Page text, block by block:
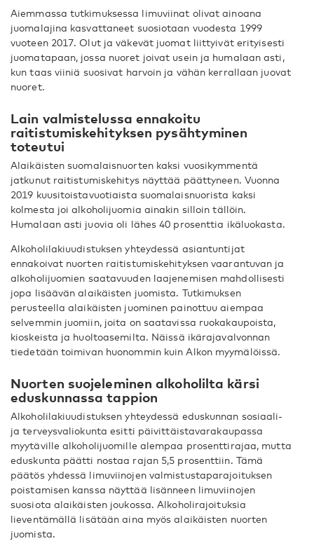
Aiemmassa tutkimuksessa limuviinat olivat ainoana
juomalajina kasvattaneet suosiotaan vuodesta 1999
vuoteen 2017. Olut ja väkevät juomat liittyivät erityisesti
juomatapaan, jossa nuoret joivat usein ja humalaan asti,
kun taas viiniä suosivat harvoin ja vähän kerrallaan juovat
nuoret.
Lain valmistelussa ennakoitu
raitistumiskehityksen pysähtyminen
toteutui
Alaikäisten suomalaisnuorten kaksi vuosikymmentä
jatkunut raitistumiskehitys näyttää päättyneen. Vuonna
2019 kuusitoistavuotiaista suomalaisnuorista kaksi
kolmesta joi alkoholijuomia ainakin silloin tällöin.
Humalaan asti juovia oli lähes 40 prosenttia ikäluokasta.
Alkoholilakiuudistuksen yhteydessä asiantuntijat
ennakoivat nuorten raitistumiskehityksen vaarantuvan ja
alkoholijuomien saatavuuden laajenemisen mahdollisesti
jopa lisäävän alaikäisten juomista. Tutkimuksen
perusteella alaikäisten juominen painottuu aiempaa
selvemmin juomiin, joita on saatavissa ruokakaupoista,
kioskeista ja huoltoasemilta. Näissä ikärajavalvonnan
tiedetään toimivan huonommin kuin Alkon myymälöissä.
Nuorten suojeleminen alkoholilta kärsi
eduskunnassa tappion
Alkoholilakiuudistuksen yhteydessä eduskunnan sosiaali-
ja terveysvaliokunta esitti päivittäistavara­kaupassa
myytäville alkoholijuomille alempaa prosenttirajaa, mutta
eduskunta päätti nostaa rajan 5,5 prosenttiin. Tämä
päätös yhdessä limuviinojen valmistustaparajoituksen
poistamisen kanssa näyttää lisänneen limuviinojen
suosiota alaikäisten joukossa. Alkoholirajoituksia
lieventämällä lisätään aina myös alaikäisten nuorten
juomista.